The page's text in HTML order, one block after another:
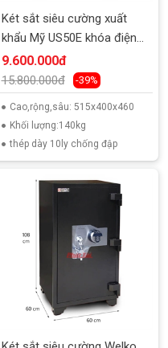
Két sắt siêu cường xuất
khẩu Mỹ US50E khóa điện
tử
9.600.000đ
15.800.000đ -39%
Cao,rộng,sâu: 515x400x460
Khối lượng:140kg
thép dày 10ly chống đập